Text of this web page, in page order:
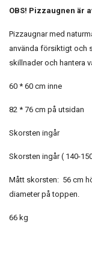
OBS! Pizzaugnen är
Pizzaugnar med
använda försiktigt och
skillnader och hantera
60 * 60 cm inne
82 * 76 cm på utsidan
Skorsten ingår
Skorsten ingår ( 140-
Mått skorsten: 56 cm
diameter på toppen.
66 kg